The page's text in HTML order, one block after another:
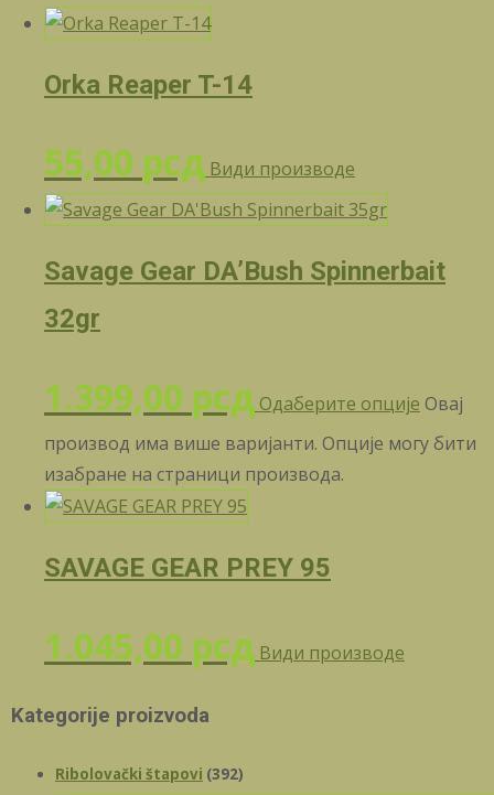
Orka Reaper T-14
55,00 рсд Види производе
Savage Gear DA’Bush Spinnerbait
32gr
1.399,00 рсд Одаберите опције Овај
производ има више варијанти. Опције могу бити
изабране на страници производа.
SAVAGE GEAR PREY 95
1.045,00 рсд Види производе
Kategorije proizvoda
Ribolovački štapovi (392)